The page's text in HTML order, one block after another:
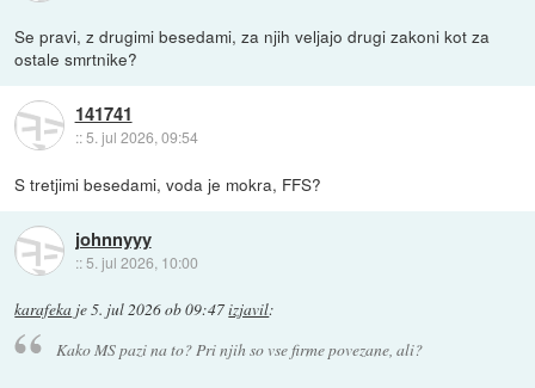
Se pravi, z drugimi besedami, za njih veljajo drugi zakoni kot za
ostale smrtnike?
141741
::5. jul 2026, 09:54
S tretjimi besedami, voda je mokra, FFS?
johnnyyy
:: 5. jul 2026, 10:00
karafeka je5. jul 2026 ob 09:47izjavil:
Kako MS pazi na to? Pri njih so vse firme povezane, ali?